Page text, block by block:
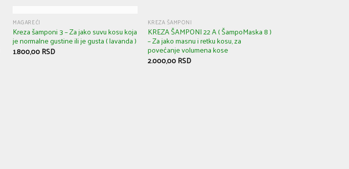
MAGAREĆI
Kreza šamponi 3 – Za jako suvu kosu koja
je normalne gustine ili je gusta ( lavanda )
1.800,00RSD
KREZA ŠAMPONI
KREZA ŠAMPONI 22 A ( ŠampoMaska 8 )
– Za jako masnu i retku kosu, za
povećanje volumena kose
2.000,00RSD